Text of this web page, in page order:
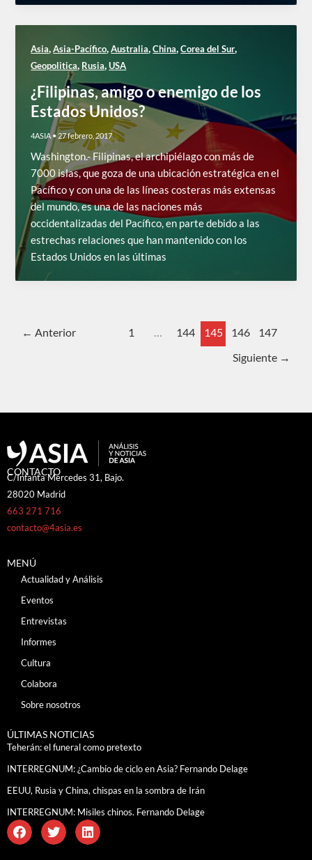
Asia,Asia-Pacífico,Australia,China,Corea del Sur,
Geopolitica, Rusia,USA
¿Filipinas, amigo o enemigo de los
Estados Unidos?
4ASIA •27 febrero, 2017
Washington.- Filipinas, el archipiélago con más de
7000 islas, que goza de una ubicación estratégica en el
Pacífico y con una de las líneas costeras más extensas
del mundo, es una de las naciones más
occidentalizadas del Pacífico, en parte debido a las
estrechas relaciones que han mantenido con los
Estados Unidos en las últimas
← Anterior 1 … 144 145 146 147
Siguiente →
CONTACTO
C/Infanta Mercedes 31, Bajo.
28020 Madrid
663 271 716
contacto@4asia.es
MENÚ
Actualidad y Análisis
Eventos
Entrevistas
Informes
Cultura
Colabora
Sobre nosotros
ÚLTIMAS NOTICIAS
Teherán: el funeral como pretexto
INTERREGNUM: ¿Cambio de ciclo en Asia? Fernando Delage
EEUU, Rusia y China, chispas en la sombra de Irán
INTERREGNUM: Misiles chinos. Fernando Delage